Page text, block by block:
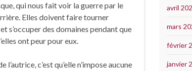
qui nous fait voir la guerre par le
Elles doivent faire tourner
s’occuper des domaines pendant que
ont peur pour eux.
l’autrice, c’est qu’elle n’impose aucune
avril
mars
février
janvier